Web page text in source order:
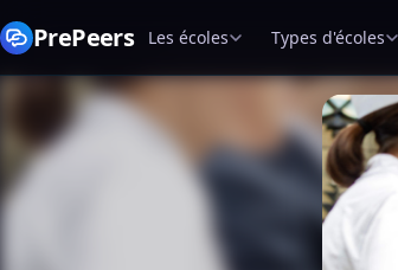
PrePeers Les écoles Types d'écoles